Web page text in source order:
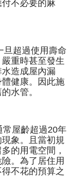
不必要的麻
旦超過使用壽命
重時甚至發生
造成屋內漏
健康。因此施
水管。
屋齡超過20年
象。且當初規
的用電空間，
。為了居住用
不花的預算之